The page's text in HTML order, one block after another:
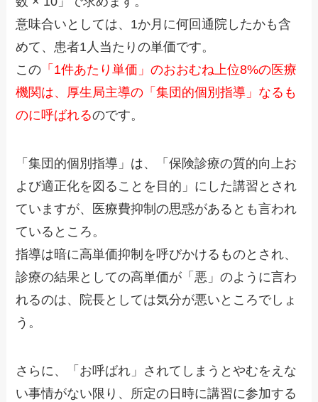
意味合いとしては、1か月に何回通院したかも含
めて、患者1人当たりの単価です。
この 「1件あたり単価」のおおむね上位8%の医療
機関は、厚生局主導の「集団的個別指導」なるも
のに呼ばれるのです。
「集団的個別指導」は、「保険診療の質的向上お
よび適正化を図ることを目的」にした講習とされ
ていますが、医療費抑制の思惑があるとも言われ
ているところ。
指導は暗に高単価抑制を呼びかけるものとされ、
診療の結果としての高単価が「悪」のように言わ
れるのは、院長としては気分が悪いところでしょ
う。
さらに、「お呼ばれ」されてしまうとやむをえな
い事情がない限り、所定の日時に講習に参加する